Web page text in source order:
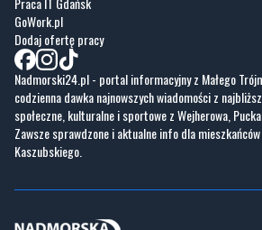
GoWork.pl
Dodaj ofertę pracy
Nadmorski24.pl - portal informacyjny z Małego
codzienna dawka najnowszych wiadomości z
społeczne, kulturalne i sportowe z Wejherowa,
Zawsze sprawdzone i aktualne info dla
Kaszubskiego.